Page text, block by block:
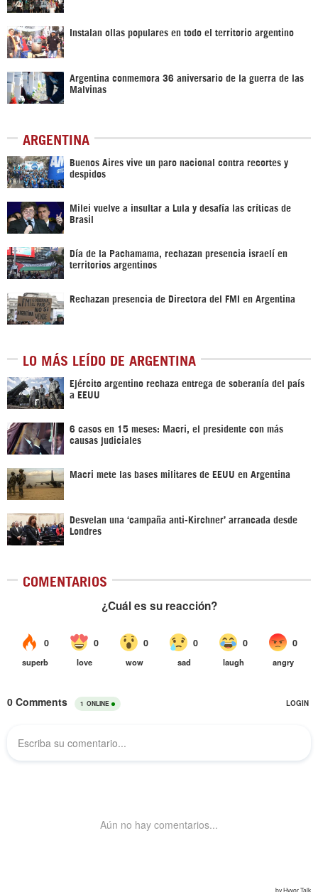
Instalan ollas populares en todo el territorio argentino
Argentina conmemora 36 aniversario de la guerra de las
Malvinas
ARGENTINA
Buenos Aires vive un paro nacional contra recortes y
despidos
Milei vuelve a insultar a Lula y desafía las críticas de
Brasil
Día de la Pachamama, rechazan presencia israelí en
territorios argentinos
Rechazan presencia de Directora del FMI en Argentina
LO MÁS LEÍDO DE ARGENTINA
Ejército argentino rechaza entrega de soberanía del país
a EEUU
6 casos en 15 meses: Macri, el presidente con más
causas judiciales
Macri mete las bases militares de EEUU en Argentina
Desvelan una ‘campaña anti-Kirchner’ arrancada desde
Londres
COMENTARIOS